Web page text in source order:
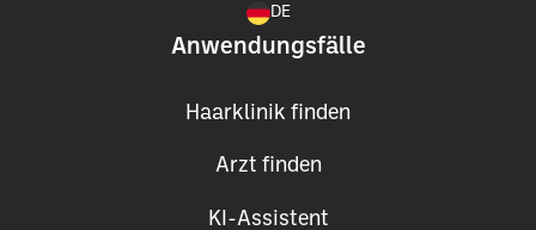
DE
Anwendungsfälle
Haarklinik finden
Arzt finden
KI-Assistent